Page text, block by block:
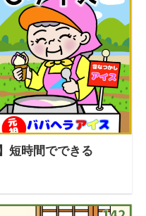
短時間でできる